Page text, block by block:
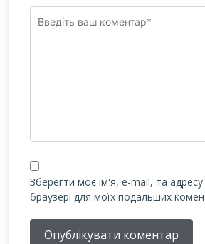
Зберегти моє ім'я, e-mail, та
браузері для моїх подальших
Опублікувати коментар